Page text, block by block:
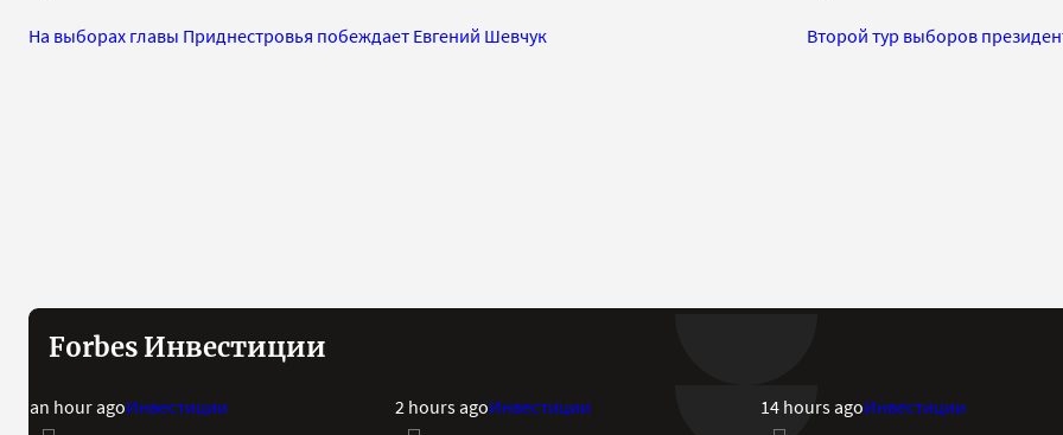
На выборах главы Приднестровья побеждает Евгений Шевчук Второй тур выборов
Forbes Инвестиции
an hour agoИнвестиции 2 hours agoИнвестиции 14 hours agoИнвестиции